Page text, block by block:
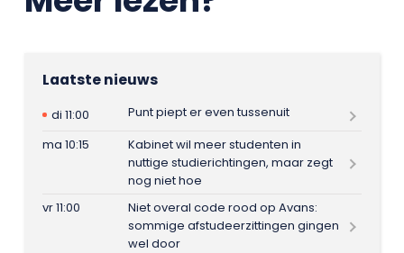
Laatste nieuws
di 11:00
Punt piept er even tussenuit
ma 10:15
Kabinet wil meer studenten in
nuttige studierichtingen, maar zegt
nog niet hoe
vr 11:00
Niet overal code rood op Avans:
sommige afstudeerzittingen gingen
wel door